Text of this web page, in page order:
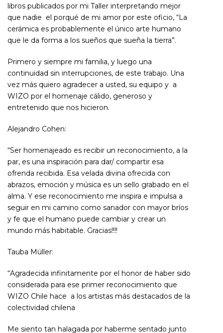
libros publicados por mi Taller interpretando mejor
que nadie el porqué de mi amor por este oficio, “La
cerámica es probablemente el único arte humano
que le da forma a los sueños que sueña la tierra”.
Primero y siempre mi familia, y luego una
continuidad sin interrupciones, de este trabajo. Una
vez más quiero agradecer a usted, su equipo y a
WIZO por el homenaje cálido, generoso y
entretenido que nos hicieron.
Alejandro Cohen:
“Ser homenajeado es recibir un reconocimiento, a la
par, es una inspiración para dar/ compartir esa
ofrenda recibida. Esa velada divina ofrecida con
abrazos, emoción y música es un sello grabado en el
alma. Y ese reconocimiento me inspira e impulsa a
seguir en mi camino como sanador con mayor bríos
y fe que el humano puede cambiar y crear un
mundo más habitable. Gracias!!!!
Tauba Müller:
“Agradecida infinitamente por el honor de haber sido
considerada para ese primer reconocimiento que
WIZO Chile hace a los artistas más destacados de la
colectividad chilena
Me siento tan halagada por haberme sentado junto